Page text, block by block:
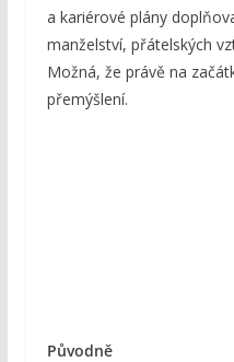
a kariérové plány
manželství, přátelských
Možná, že právě na
přemýšlení.
Původně